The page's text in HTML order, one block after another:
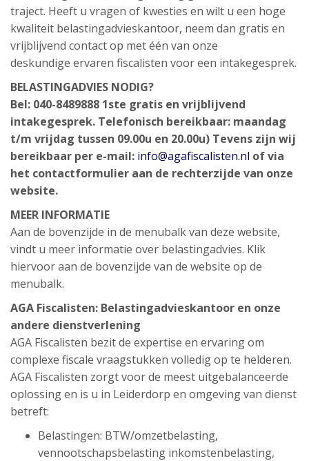
traject. Heeft u vragen of kwesties en wilt u een hoge
kwaliteit belastingadvieskantoor, neem dan gratis en
vrijblijvend contact op met één van onze
deskundige ervaren fiscalisten voor een intakegesprek.
BELASTINGADVIES NODIG?
Bel: 040-8489888 1ste gratis en vrijblijvend
intakegesprek. Telefonisch bereikbaar: maandag
t/m vrijdag tussen 09.00u en 20.00u) Tevens zijn wij
bereikbaar per e-mail: info@agafiscalisten.nl of via
het contactformulier aan de rechterzijde van onze
website.
MEER INFORMATIE
Aan de bovenzijde in de menubalk van deze website,
vindt u meer informatie over belastingadvies. Klik
hiervoor aan de bovenzijde van de website op de
menubalk.
AGA Fiscalisten: Belastingadvieskantoor en onze
andere dienstverlening
AGA Fiscalisten bezit de expertise en ervaring om
complexe fiscale vraagstukken volledig op te helderen.
AGA Fiscalisten zorgt voor de meest uitgebalanceerde
oplossing en is u in Leiderdorp en omgeving van dienst
betreft:
Belastingen: BTW/omzetbelasting,
vennootschapsbelasting inkomstenbelasting,